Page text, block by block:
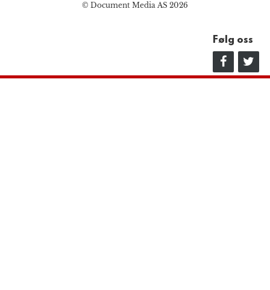
© Document Media AS 2026
Følg oss